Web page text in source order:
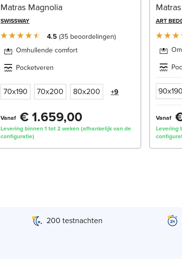
Matras Magnolia
SWISSWAY
4.5 35 beoordelingen
Omhullende comfort
Pocketveren
70x190 70x200 80x200 +9
Vanaf € 1.659,00
Levering binnen 1 tot 2 weken (afhankelijk van de
configuratie)
ART
90x190
Vanaf
Levering
200 testnachten